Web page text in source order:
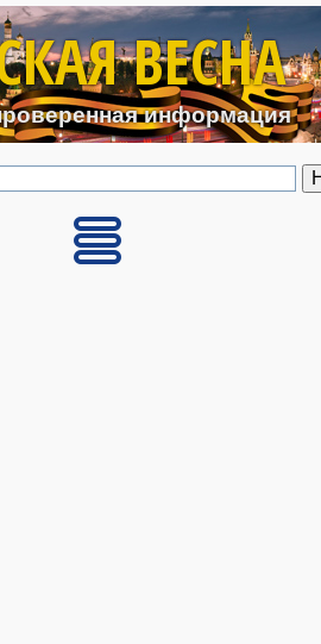
Перейти к основному
ВЕСНА
информация